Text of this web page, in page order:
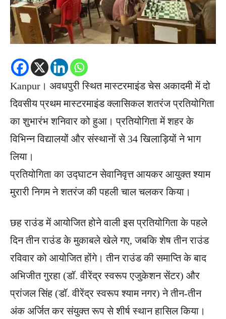
Kanpur। अवधपुरी स्थित मास्टरमाइंड चेस अकादमी में दो
दिवसीय प्रथम मास्टरमाइंड क्लासिकल शतरंज प्रतियोगिता
का शुभारंभ ​शनिवार को हुआ। प्रतियोगिता में शहर के
विभिन्न विद्यालयों और संस्थानों से 34 खिलाड़ियों ने भाग
लिया।
प्रतियोगिता का उद्घाटन सेवानिवृत्त आयकर आयुक्त श्याम
मुरारी निगम ने शतरंज की पहली चाल चलकर किया।
छह राउंड में आयोजित होने वाली इस प्रतियोगिता के पहले
दिन तीन राउंड के मुकाबले खेले गए, जबकि शेष तीन राउंड
रविवार को आयोजित होंगे। तीन राउंड की समाप्ति के बाद
अभिजीत गुरहा (डॉ. वीरेंद्र स्वरूप एजुकेशन सेंटर) और
प्रांजल सिंह (डॉ. वीरेंद्र स्वरूप श्याम नगर) ने तीन-तीन
अंक अर्जित कर संयुक्त रूप से शीर्ष स्थान हासिल किया।